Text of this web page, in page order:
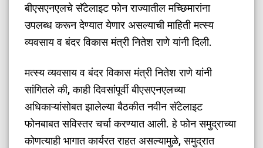
बीएसएनएलचे सॅटेलाइट फोन राज्यातील मच्छिमारांना
उपलब्ध करून देण्यात येणार असल्याची माहिती मत्स्य
व्यवसाय व बंदर विकास मंत्री नितेश राणे यांनी दिली.
​मत्स्य व्यवसाय व बंदर विकास मंत्री नितेश राणे यांनी
सांगितले की, काही दिवसांपूर्वी बीएसएनएलच्या
अधिकाऱ्यांसोबत झालेल्या बैठकीत नवीन सॅटेलाइट
फोनबाबत सविस्तर चर्चा करण्यात आली. हे फोन समुद्राच्या
कोणत्याही भागात कार्यरत राहत असल्यामुळे, समुद्रात